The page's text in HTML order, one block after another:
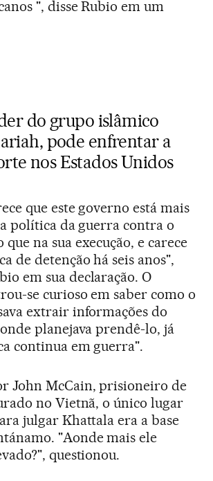
", disse Rubio em um
do grupo islâmico
pode enfrentar a
nos Estados Unidos
que este governo está mais
política da guerra contra o
na sua execução, e carece
de detenção há seis anos",
em sua declaração. O
se curioso em saber como o
extrair informações do
planejava prendê-lo, já
continua em guerra".
John McCain, prisioneiro de
no Vietnã, o único lugar
julgar Khattala era a base
"Aonde mais ele
questionou.